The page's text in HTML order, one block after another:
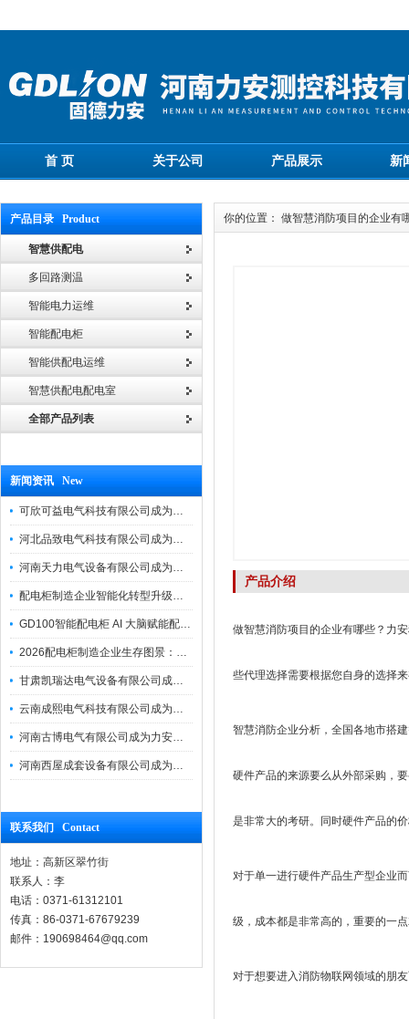
首 页 关于公司 产品展示 新
产品目录 Product
智慧供配电
多回路测温
智能电力运维
智能配电柜
智能供配电运维
智慧供配电配电室
全部产品列表
新闻资讯 New
可欣可益电气科技有限公司成为力安电易云战略合作伙伴，共创智能配电新未来
河北品致电气科技有限公司成为力安电易云战略合作伙伴，共创智能配电新未来
河南天力电气设备有限公司成为力安电易云战略合作伙伴，共创智能配电新未来
配电柜制造企业智能化转型升级研讨会在力安成功举办
GD100智能配电柜 AI 大脑赋能配电柜制造企业高压一键顺控！
2026配电柜制造企业生存图景：市场、政策与智能化转型路径
甘肃凯瑞达电气设备有限公司成为电易云战略合作伙伴，共创智能配电新未来
云南成熙电气科技有限公司成为力安电易云战略合作伙伴，共创智能配电新未来
河南古博电气有限公司成为力安电易云战略合作伙伴，共创智能配电新未来！
河南西屋成套设备有限公司成为力安电易云战略合作伙伴，共创智能配电新未来
联系我们 Contact
地址：高新区翠竹街
联系人：李
电话：0371-61312101
传真：86-0371-67679239
邮件：190698464@qq.com
你的位置： 做智慧消防项目的企业有
产品介绍
做智慧消防项目的企业有哪些？力
些代理选择需要根据您自身的选择
智慧消防企业分析，全国各地市搭
硬件产品的来源要么从外部采购，
是非常大的考研。同时硬件产品的
对于单一进行硬件产品生产型企业
级，成本都是非常高的，重要的一
对于想要进入消防物联网领域的朋